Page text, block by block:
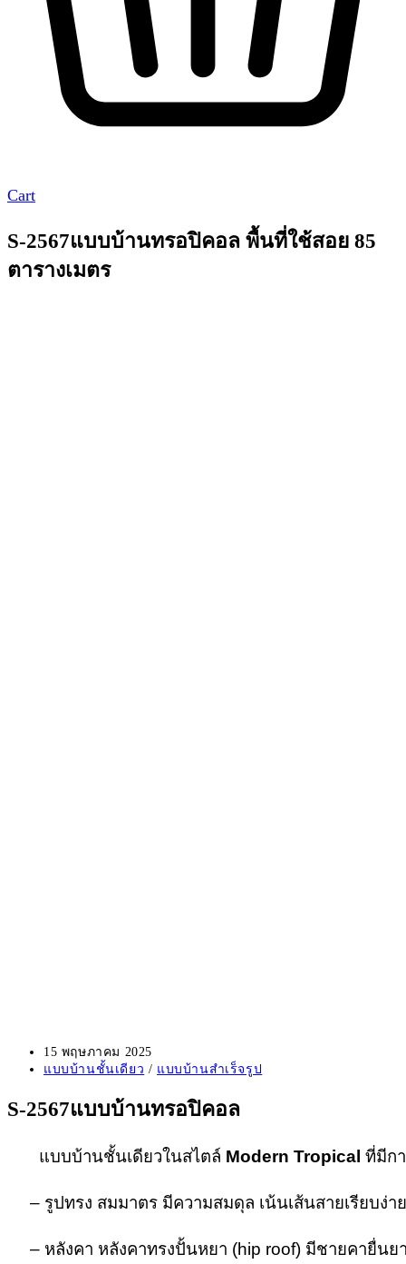
Cart
S-2567แบบบ้านทรอปิคอล พื้นที่ใช้สอย 85
ตารางเมตร
Post
published:
15 พฤษภาคม 2025
Post
แบบบ้านชั้นเดียว / แบบบ้านสำเร็จรูป
S-2567แบบบ้านทรอปิคอล
แบบบ้านชั้นเดียวในสไตล์ Modern Tropical ที่มีก
– รูปทรง สมมาตร มีความสมดุล เน้นเส้นสายเรียบง่าย
– หลังคา หลังคาทรงปั้นหยา (hip roof) มีชายคายื่น